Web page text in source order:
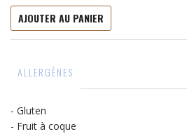
AJOUTER AU PANIER
ALLERGÈNES
- Gluten
- Fruit à coque